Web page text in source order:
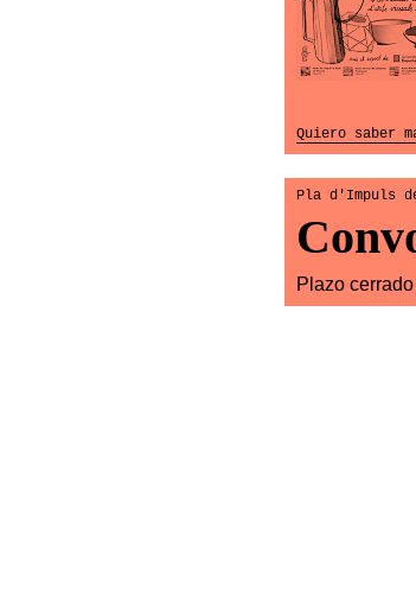
Quiero saber
Pla d'Impuls
Plazo cerrado